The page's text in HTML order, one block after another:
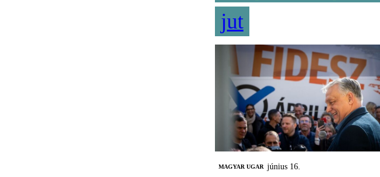
jut
MAGYAR UGAR június 16.